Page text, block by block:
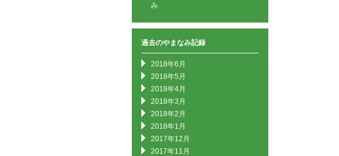
み
過去のやまなみ記録
2018年6月
2018年5月
2018年4月
2018年3月
2018年2月
2018年1月
2017年12月
2017年11月